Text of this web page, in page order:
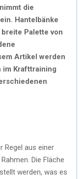
die
Hantelbänke
Palette von
Artikel werden
im Krafttraining
Regel aus einer
Die Fläche
werden, was es